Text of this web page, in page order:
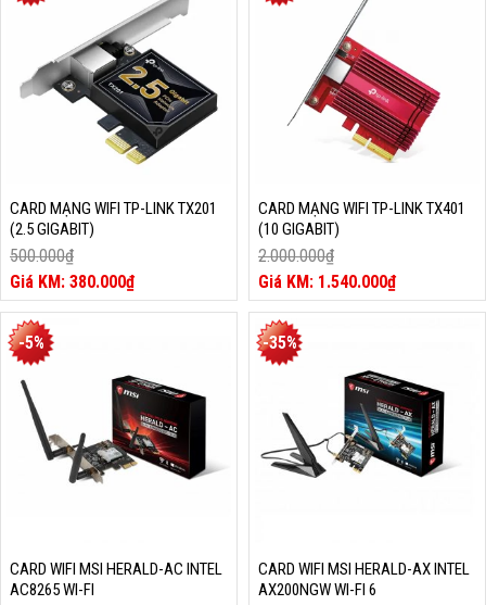
CARD MẠNG WIFI TP-LINK TX201
(2.5 GIGABIT)
500.000₫
Giá
gốc
là:
500.000₫.
380.000₫
Giá
hiện
tại
là:
380.000₫.
CARD MẠNG WIFI TP-LINK TX401
(10 GIGABIT)
2.000.000₫
Giá
gốc
là:
2.000.000₫.
1.540.000₫
Giá
hiện
tại
là:
1.540.000₫.
-5%
CARD WIFI MSI HERALD-AC INTEL
AC8265 WI-FI
-35%
CARD WIFI MSI HERALD-AX INTEL
AX200NGW WI-FI 6